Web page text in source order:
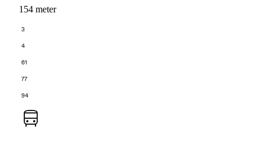
154 meter
3
4
61
77
94